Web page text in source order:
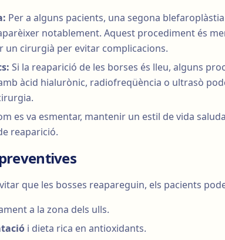
Per a alguns pacients, una segona
notablement. Aquest procediment és
un cirurgià per evitar complicacions.
Si la reaparició de les borses és lleu, alguns
àcid hialurònic, radiofreqüència o ultrasò
es va esmentar, mantenir un estil de vida
reaparició.
que les bosses reapareguin, els pacients
a la zona dels ulls.
i dieta rica en antioxidants.